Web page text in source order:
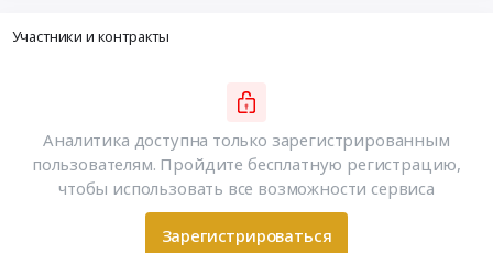
Участники и контракты
Аналитика доступна только зарегистрированным
пользователям. Пройдите бесплатную регистрацию,
чтобы использовать все возможности сервиса
Зарегистрироваться